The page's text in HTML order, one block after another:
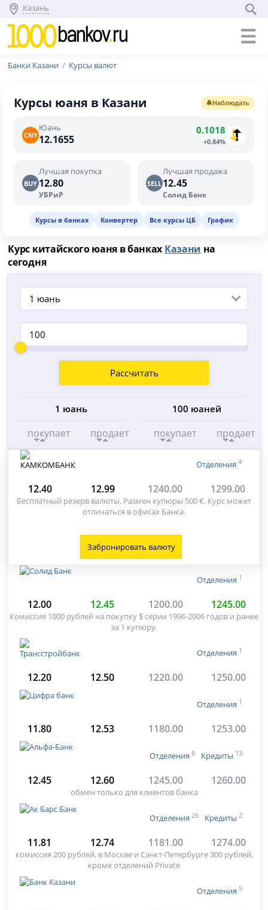
Казань
Банки Казани Курсы валют
Курсы юаня в Казани 🔔Наблюдать
CNY
Юань
12.1655
0.1018
+0.84%
BUY
Лучшая покупка
12.80
УБРиР
SELL
Лучшая продажа
12.45
Солид Банк
Курсы в банках Конвертер Все курсы ЦБ График
Курс китайского юаня в банках Казани на
сегодня
1 юань
Рассчитать
1 юань
покупает продает
100 юаней
покупает продает
Отделения 4
12.40 12.99 1240.00 1299.00
Бесплатный резерв валюты. Размен купюры 500 €. Курс может
отличаться в офисах Банка.
Забронировать валюту
Отделения 1
12.00 12.45 1200.00 1245.00
Комиссия 1000 рублей на покупку $ серии 1996-2006 годов и ранее
за 1 купюру.
Отделения 1
12.20 12.50 1220.00 1250.00
Отделения 1
11.80 12.53 1180.00 1253.00
Отделения 8 Кредиты 13
12.45 12.60 1245.00 1260.00
обмен только для клиентов банка
Отделения 26 Кредиты 2
11.81 12.74 1181.00 1274.00
комиссия 200 рублей, в Москве и Санкт-Петербурге 300 рублей,
кроме отделений Private
Отделения 5